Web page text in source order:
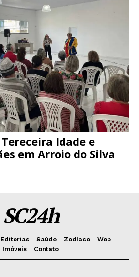
Idade e
em Arroio do Silva
SC24h
Editorias Saúde Zodíaco
Web
Imóveis
Contato